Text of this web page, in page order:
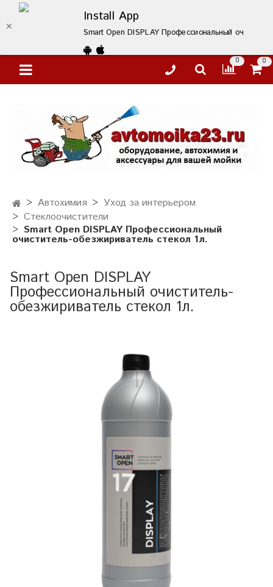
Install App
Smart Open DISPLAY Профессиональный
0 0
Автохимия
Уход за интерьером
Стеклоочистители
Smart Open DISPLAY Профессиональный
очиститель-обезжириватель стекол 1л.
Smart Open DISPLAY
Профессиональный очиститель-
обезжириватель стекол 1л.